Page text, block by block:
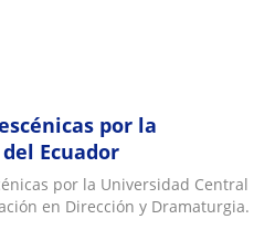
por la
Ecuador
por la Universidad Central
en Dirección y Dramaturgia.